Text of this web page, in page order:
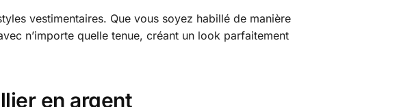
vestimentaires. Que vous soyez habillé de manière
n’importe quelle tenue, créant un look parfaitement
en argent